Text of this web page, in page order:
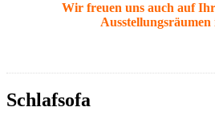
Wir freuen uns auch auf
Ausstellungsräumen
Schlafsofa